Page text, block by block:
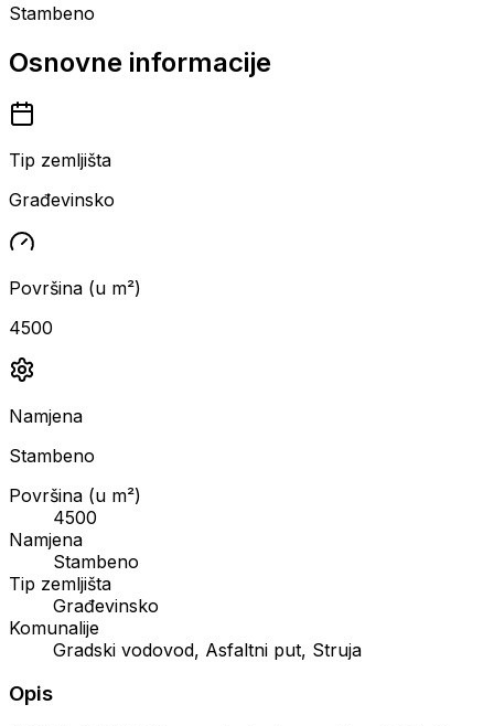
Stambeno
Osnovne informacije
Tip zemljišta
Građevinsko
Površina (u m²)
4500
Namjena
Stambeno
Površina (u m²)
4500
Namjena
Stambeno
Tip zemljišta
Građevinsko
Komunalije
Gradski vodovod, Asfaltni put, Struja
Opis